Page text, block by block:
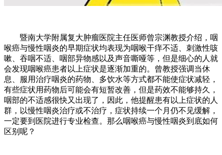
暨南大学附属复大肿瘤医院主任医师曾宗渊教授介绍，咽
喉癌与慢性咽炎的早期症状均表现为咽喉干痒不适、刺激性咳
嗽、吞咽不适、咽部异物感以及声音嘶哑等，但是细心的人就
会发现咽喉癌患者以上症状是逐渐加重的。曾教授强调当休
息、服用治疗咽炎的药物、多饮水等方式都不能使症状减轻，
有些症状用药物后可能会有短暂改善，但是药效不能够持久，
咽部的不适感很快又出现了，因此，他提醒患有以上症状的人
群，以慢性咽炎治疗或不治疗，症状持续一个月仍不见缓解，
一定要到医院进行专业检查。那么咽喉癌与慢性咽炎到底如何
区别呢？